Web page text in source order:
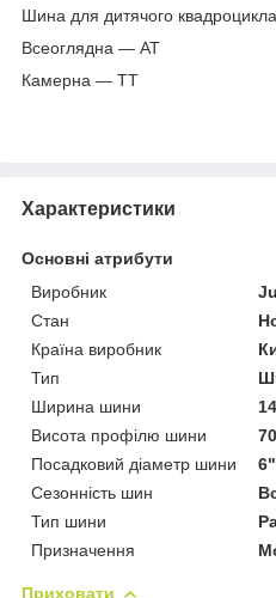
Шина для дитячого
Всеоглядна — AT
Камерна — TT
Характеристики
Основні атрибути
Виробник
Стан
Країна виробник
Тип
Ширина шини
Висота профілю шини
70
Посадковий діаметр шини
6"
Сезонність шин
Тип шини
Призначення
Приховати